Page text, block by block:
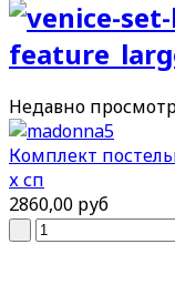
Недавно
Комплект
х сп
2860,00 руб